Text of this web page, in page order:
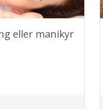
eller manikyr